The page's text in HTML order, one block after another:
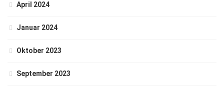
April 2024
Januar 2024
Oktober 2023
September 2023